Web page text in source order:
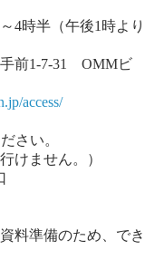
4時半（午後1時より
前1-7-31 OMMビ
access/
さい。
ません。）
料準備のため、でき